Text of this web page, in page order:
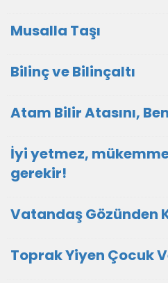
Musalla Taşı
Bilinç ve Bilinçaltı
Atam Bilir Atasını,
İyi yetmez,
gerekir!
Vatandaş Gözünden
Toprak Yiyen Çocuk